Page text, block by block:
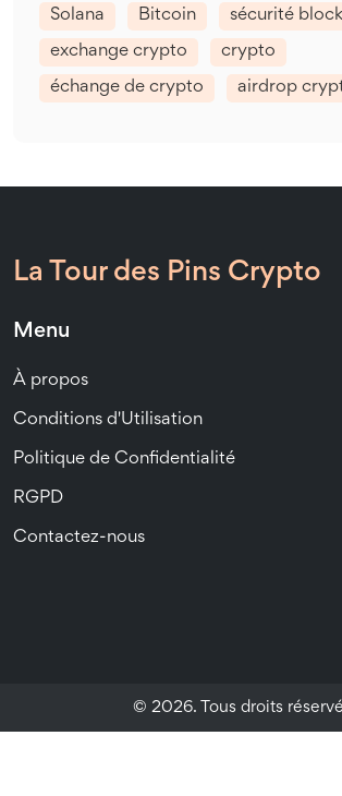
Solana Bitcoin sécurité
exchange crypto crypto
échange de crypto airdrop
La Tour des Pins Crypto
Menu
À propos
Conditions d'Utilisation
Politique de Confidentialité
RGPD
Contactez-nous
© 2026. Tous droits